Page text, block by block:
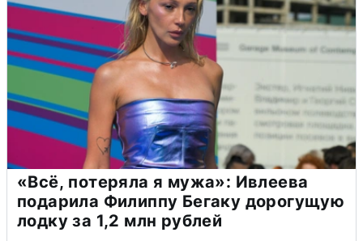
«Всё, потеряла я мужа»: Ивлеева
подарила Филиппу Бегаку дорогущую
лодку за 1,2 млн рублей